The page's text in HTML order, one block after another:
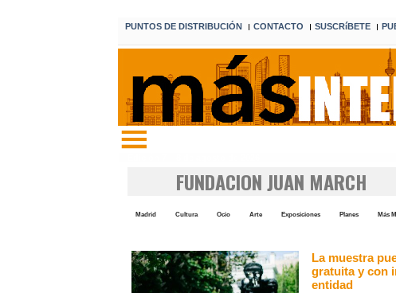
PUNTOS DE DISTRIBUCIÓN I CONTACTO I SUSCRíBETE I
FUNDACION JUAN MARCH
Madrid Cultura Ocio Arte Exposiciones Planes Más
La muestra
gratuita y con
entidad